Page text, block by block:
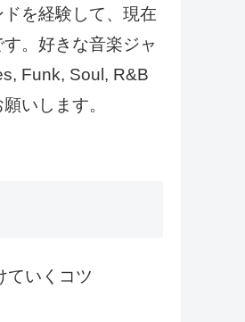
を経験して、現在
。好きな音楽ジャ
Funk, Soul, R&B
いします。
ていくコツ